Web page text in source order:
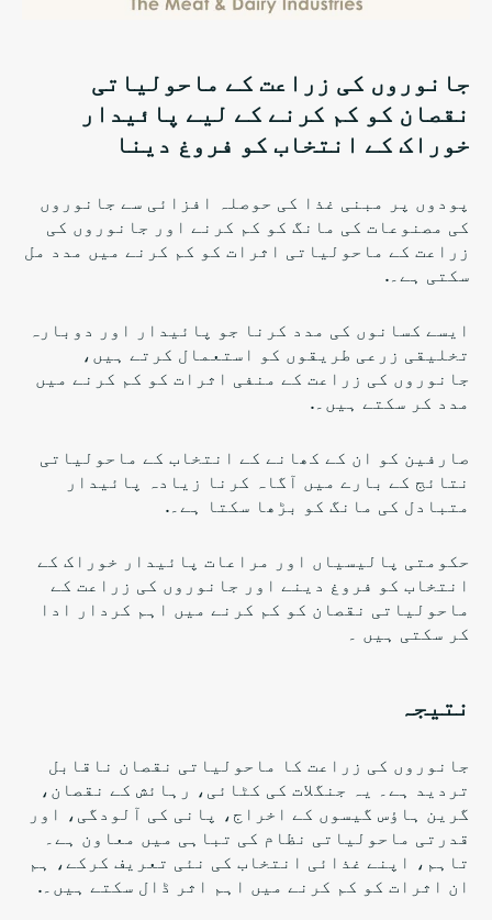
جانوروں کی زراعت کے ماحولیاتی
نقصان کو کم کرنے کے لیے پائیدار
خوراک کے انتخاب کو فروغ دینا
پودوں پر مبنی غذا کی حوصلہ افزائی سے جانوروں
کی مصنوعات کی مانگ کو کم کرنے اور جانوروں کی
زراعت کے ماحولیاتی اثرات کو کم کرنے میں مدد مل
سکتی ہے۔.
ایسے کسانوں کی مدد کرنا جو پائیدار اور دوبارہ
تخلیقی زرعی طریقوں کو استعمال کرتے ہیں،
جانوروں کی زراعت کے منفی اثرات کو کم کرنے میں
مدد کر سکتے ہیں۔.
صارفین کو ان کے کھانے کے انتخاب کے ماحولیاتی
نتائج کے بارے میں آگاہ کرنا زیادہ پائیدار
متبادل کی مانگ کو بڑھا سکتا ہے۔.
حکومتی پالیسیاں اور مراعات پائیدار خوراک کے
انتخاب کو فروغ دینے اور جانوروں کی زراعت کے
ماحولیاتی نقصان کو کم کرنے میں اہم کردار ادا
کر سکتی ہیں ۔
نتیجہ
جانوروں کی زراعت کا ماحولیاتی نقصان ناقابل
تردید ہے۔ یہ جنگلات کی کٹائی، رہائش کے نقصان،
گرین ہاؤس گیسوں کے اخراج، پانی کی آلودگی، اور
قدرتی ماحولیاتی نظام کی تباہی میں معاون ہے۔
تاہم، اپنے غذائی انتخاب کی نئی تعریف کرکے، ہم
ان اثرات کو کم کرنے میں اہم اثر ڈال سکتے ہیں۔.